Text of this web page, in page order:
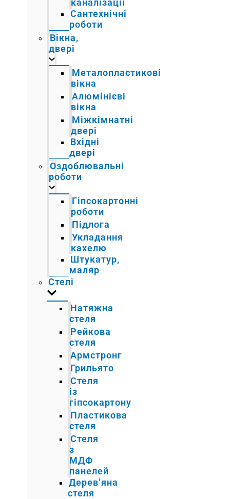
каналізації
Сантехнічні
роботи
Вікна,
двері
Металопластикові
вікна
Алюмінієві
вікна
Міжкімнатні
двері
Вхідні
двері
Оздоблювальні
роботи
Гіпсокартонні
роботи
Підлога
Укладання
кахелю
Штукатур,
маляр
Стелі
Натяжна
стеля
Рейкова
стеля
Армстронг
Грильято
Стеля
із
гіпсокартону
Пластикова
стеля
Стеля
з
МДФ
панелей
Дерев’яна
стеля